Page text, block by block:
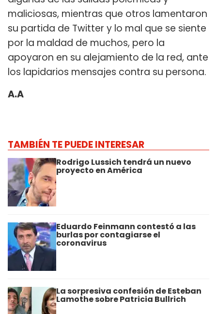
maliciosas, mientras que otros lamentaron
su partida de Twitter y lo mal que se siente
por la maldad de muchos, pero la
apoyaron en su alejamiento de la red, ante
los lapidarios mensajes contra su persona.
A.A
TAMBIÉN TE PUEDE INTERESAR
Rodrigo Lussich tendrá un nuevo
proyecto en América
Eduardo Feinmann contestó a las
burlas por contagiarse el
coronavirus
La sorpresiva confesión de Esteban
Lamothe sobre Patricia Bullrich